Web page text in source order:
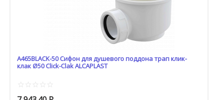
A465BLACK-50 Сифон для душевого поддона трап клик-
клак Ø50 Click-Clak ALCAPLAST